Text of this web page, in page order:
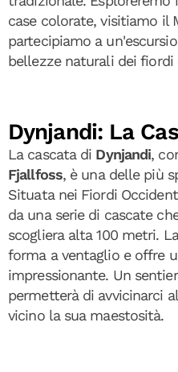
case colorate, visitiamo il
partecipiamo a
bellezze naturali dei
Dynjandi: La
La cascata di Dynjandi,
Fjallfoss, è una delle più
Situata nei Fiordi
da una serie di cascate
scogliera alta 100 metri.
forma a ventaglio e offre
impressionante. Un
permetterà di avvicinarci
vicino la sua maestosità.